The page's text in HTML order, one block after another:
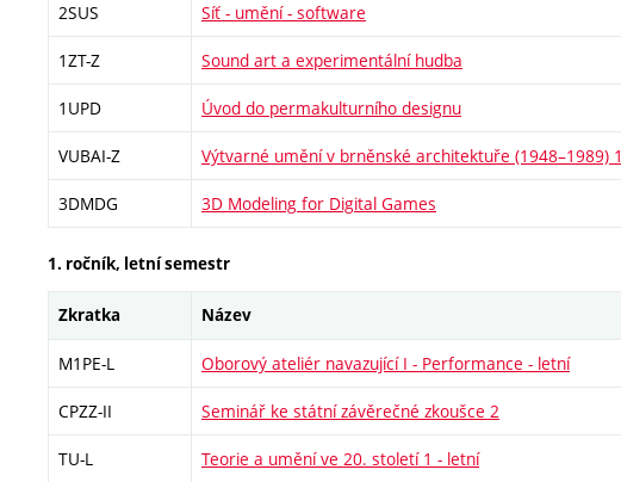
2SUS Síť - umění - software
1ZT-Z Sound art a experimentální hudba
1UPD Úvod do permakulturního designu
VUBAI-Z Výtvarné umění v brněnské architektuře (1948–1989) 1
3DMDG 3D Modeling for Digital Games
1. ročník, letní semestr
Zkratka Název
M1PE-L Oborový ateliér navazující I - Performance - letní
CPZZ-II Seminář ke státní závěrečné zkoušce 2
TU-L Teorie a umění ve 20. století 1 - letní